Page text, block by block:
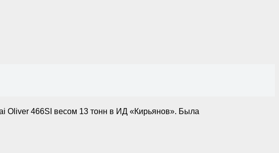
Oliver 466SI весом 13 тонн в ИД «Кирьянов». Была